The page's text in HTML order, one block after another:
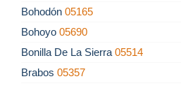
Bohodón 05165
Bohoyo 05690
Bonilla De La Sierra 05514
Brabos 05357